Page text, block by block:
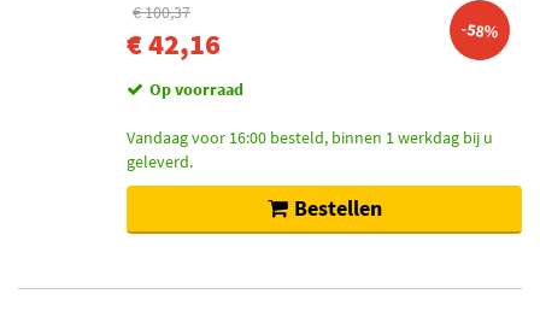
€ 100,37
€ 42,16 -58%
Op voorraad
Vandaag voor 16:00 besteld, binnen 1 werkdag bij u
geleverd.
Bestellen